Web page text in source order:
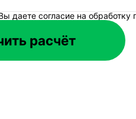
результата. Четвертая
выполнять заявленные
Инженерные
даете согласие на обработку
расчёт